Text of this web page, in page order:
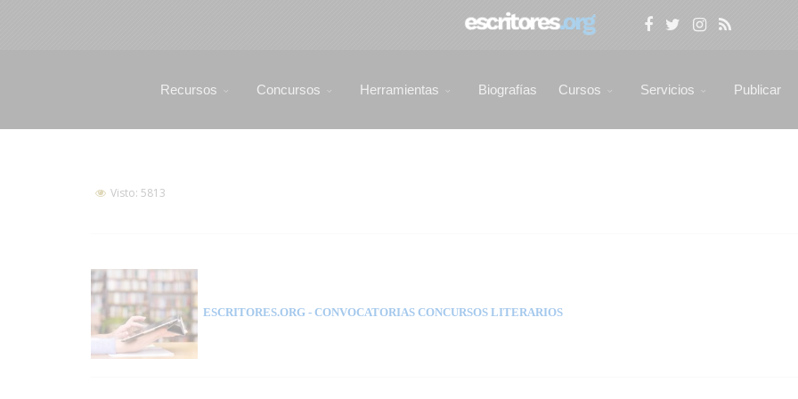
Recursos Concursos Herramientas Biografías Cursos Servicios Publicar
Visto: 5813
ESCRITORES.ORG - CONVOCATORIAS CONCURSOS LITERARIOS